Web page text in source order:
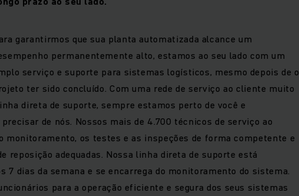
garantirmos que sua planta automatizada alcance um
permanentemente alto, estamos ao seu lado com um
serviço e suporte para sistemas logísticos, mesmo depois de o
ter sido concluído. Com uma rede de serviço ao cliente muito
direta de suporte, sempre estamos perto de você e
de nós. Nossos mais de 4.700 técnicos de serviço ao
monitoramento, os testes e as inspeções de forma competente e
reposição adequadas. Nossa linha direta de suporte está
7 dias da semana e se encarrega do monitoramento do sistema.
para a operação eficiente e segura dos seus sistemas